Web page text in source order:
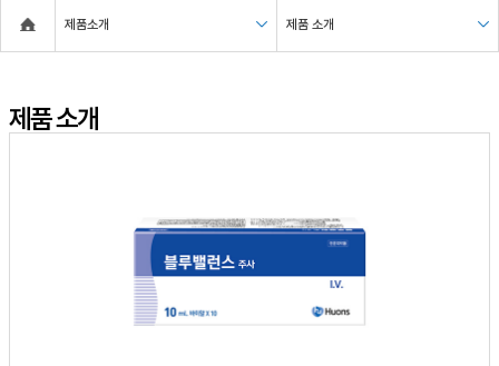
제품소개 제품 소개
제품 소개